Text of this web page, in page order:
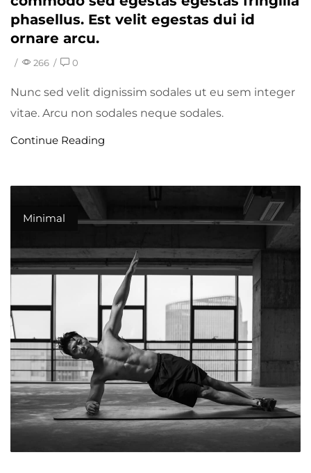
phasellus. Est velit egestas dui id
ornare arcu.
/ 266 / 0
Nunc sed velit dignissim sodales ut eu sem integer
vitae. Arcu non sodales neque sodales.
Continue Reading
Minimal